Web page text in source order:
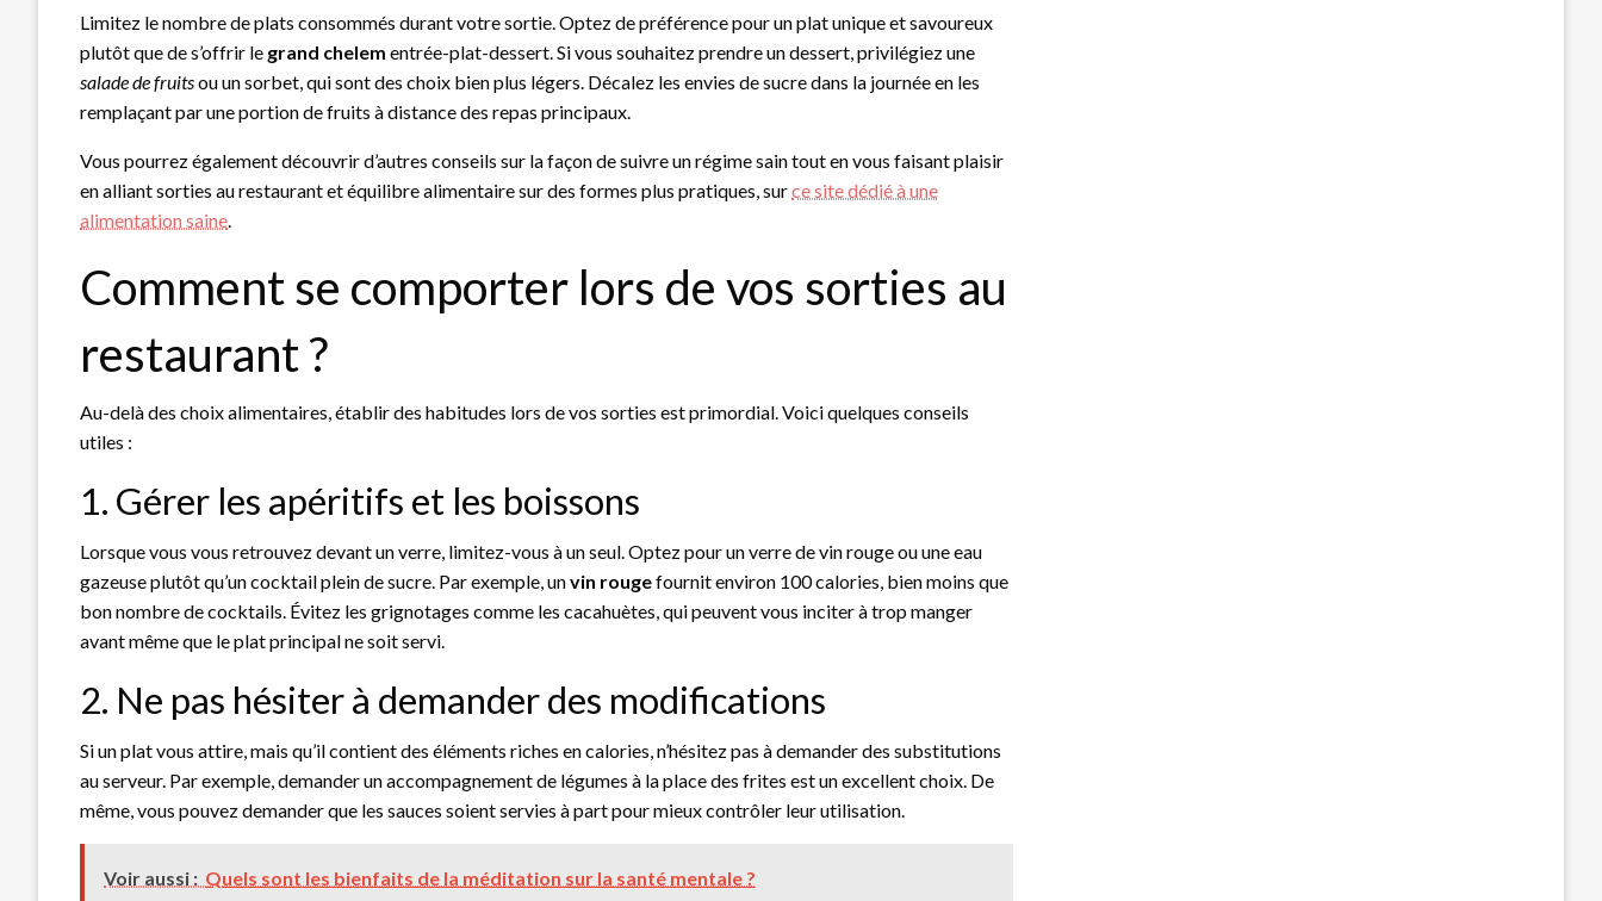
Limitez le nombre de plats consommés durant votre sortie. Optez de préférence pour un plat unique et savoureux
plutôt que de s’offrir le grand chelem entrée-plat-dessert. Si vous souhaitez prendre un dessert, privilégiez une
salade de fruitsou un sorbet, qui sont des choix bien plus légers. Décalez les envies de sucre dans la journée en les
remplaçant par une portion de fruits à distance des repas principaux.
Vous pourrez également découvrir d’autres conseils sur la façon de suivre un régime sain tout en vous faisant plaisir
en alliant sorties au restaurant et équilibre alimentaire sur des formes plus pratiques, surce site dédié à une
alimentation saine.
Comment se comporter lors de vos sorties au
restaurant ?
Au-delà des choix alimentaires, établir des habitudes lors de vos sorties est primordial. Voici quelques conseils
utiles :
1. Gérer les apéritifs et les boissons
Lorsque vous vous retrouvez devant un verre, limitez-vous à un seul. Optez pour un verre de vin rouge ou une eau
gazeuse plutôt qu’un cocktail plein de sucre. Par exemple, unvin rougefournit environ 100 calories, bien moins que
bon nombre de cocktails. Évitez les grignotages comme les cacahuètes, qui peuvent vous inciter à trop manger
avant même que le plat principal ne soit servi.
2. Ne pas hésiter à demander des modifications
Si un plat vous attire, mais qu’il contient des éléments riches en calories, n’hésitez pas à demander des substitutions
au serveur. Par exemple, demander un accompagnement de légumes à la place des frites est un excellent choix. De
même, vous pouvez demander que les sauces soient servies à part pour mieux contrôler leur utilisation.
Voir aussi : Quels sont les bienfaits de la méditation sur la santé mentale ?